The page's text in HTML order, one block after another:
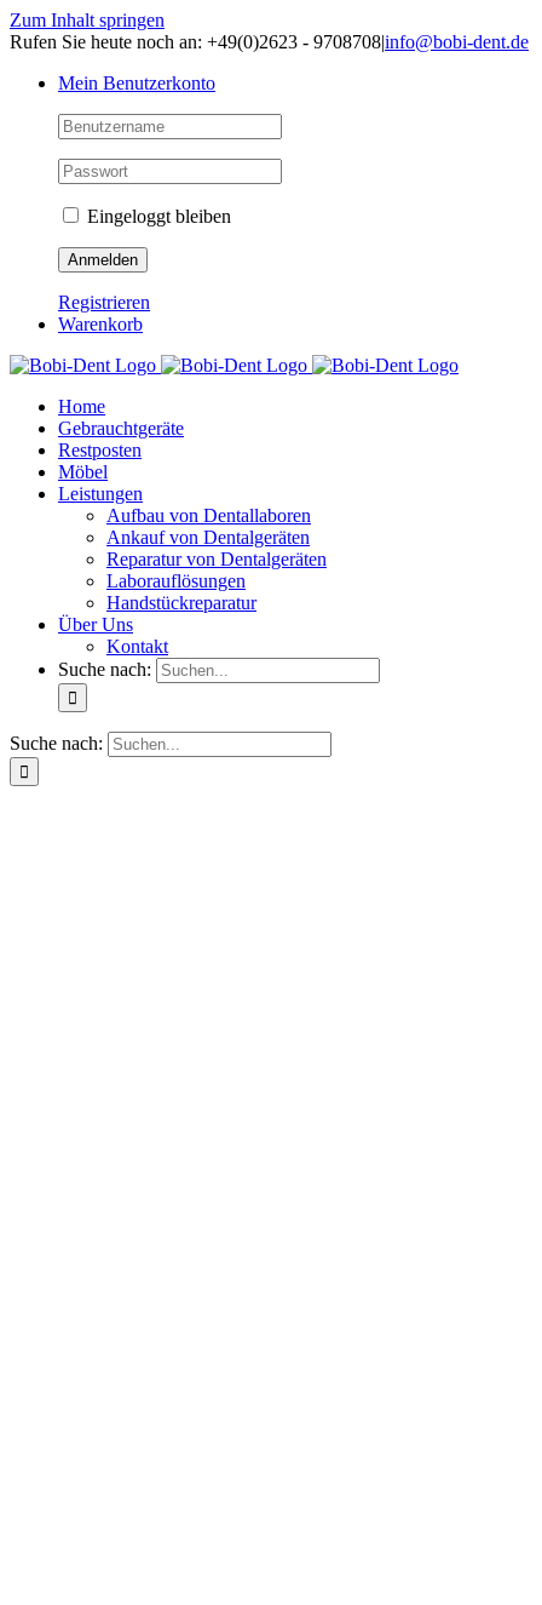
Zum Inhalt springen
Rufen Sie heute noch an: +49(0)2623 - 9708708|info@bobi-dent.de
Mein Benutzerkonto
Eingeloggt bleiben
Registrieren
Warenkorb
Home
Gebrauchtgeräte
Restposten
Möbel
Leistungen
Aufbau von Dentallaboren
Ankauf von Dentalgeräten
Reparatur von Dentalgeräten
Laborauflösungen
Handstückreparatur
Über Uns
Kontakt
Suche nach:
Suche nach: